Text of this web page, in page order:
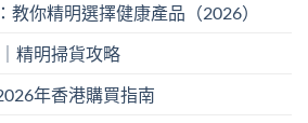
教你精明選擇健康產品（2026）
精明掃貨攻略
年香港購買指南